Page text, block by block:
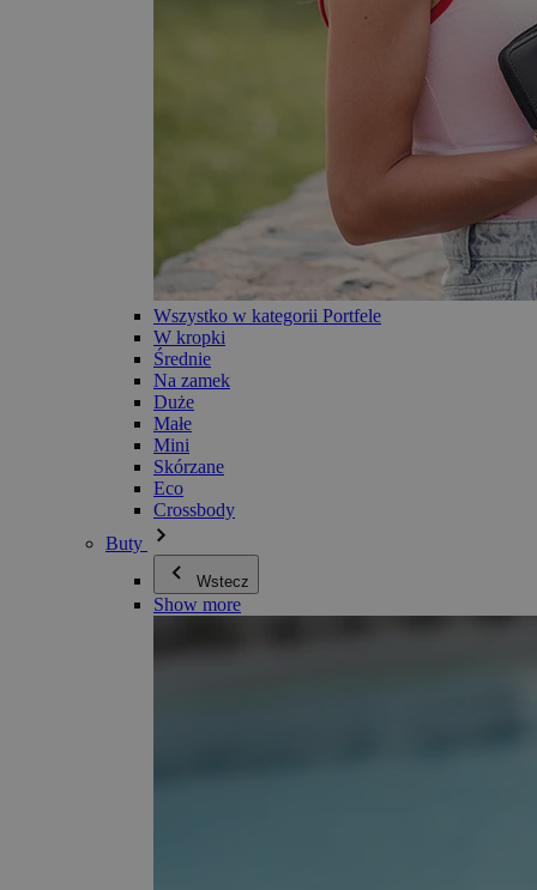
Wszystko w kategorii Portfele
W kropki
Średnie
Na zamek
Duże
Małe
Mini
Skórzane
Eco
Crossbody
Buty
Wstecz
Show more